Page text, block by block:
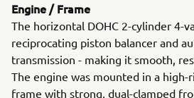
Engine / Frame
The horizontal DOHC 2-cylinder 4-
reciprocating piston balancer and
transmission - making it smooth,
The engine was mounted in a
frame with strong, dual-clamped